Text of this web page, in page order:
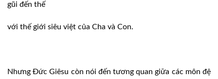
gũi đến thế
với thế giới siêu việt của Cha và Con.
Nhưng Đức Giêsu còn nói đến tương quan giữa các môn đệ